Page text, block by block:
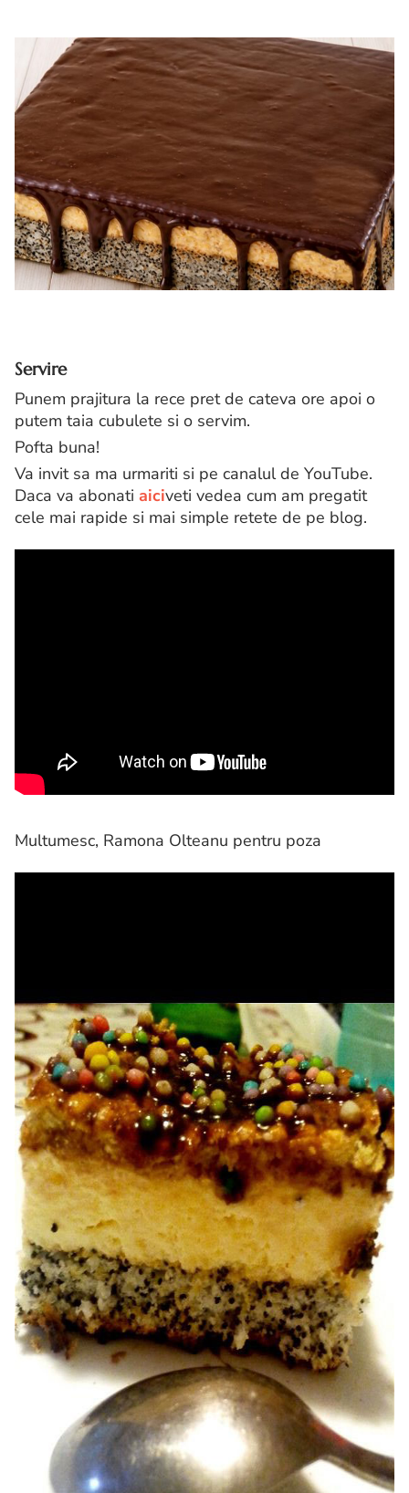
Servire
Punem prajitura la rece pret de cateva ore apoi o
putem taia cubulete si o servim.
Pofta buna!
Va invit sa ma urmariti si pe canalul de YouTube.
Daca va abonati aiciveti vedea cum am pregatit
cele mai rapide si mai simple retete de pe blog.
Multumesc, Ramona Olteanu pentru poza